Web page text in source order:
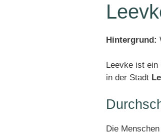
Hintergrund:
Leevke ist ein
in der Stadt
Die